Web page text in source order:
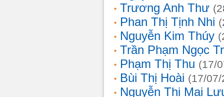
Trương Anh Thư
Phan Thị Tịnh Nhi
Nguyễn Kim Thúy
Trần Phạm Ngọc
Phạm Thị Thu (17/
Bùi Thị Hoài (17/
Nguyễn Thị Mai